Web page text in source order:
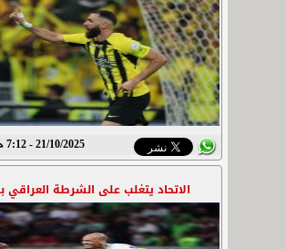
21/10/2025 - 7:12 م
الاتحاد يتغلب على الشرطة العراقي